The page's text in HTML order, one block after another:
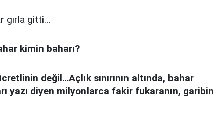
gırla gitti…
kimin baharı?
değil…Açlık sınırının altında, bahar
yazı diyen milyonlarca fakir fukaranın, garibin